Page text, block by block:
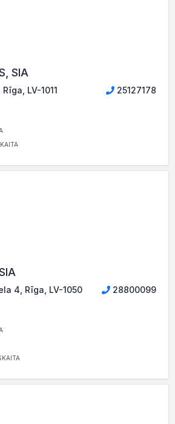
SIA
LV-1011 25127178
4, Rīga, LV-1050 28800099